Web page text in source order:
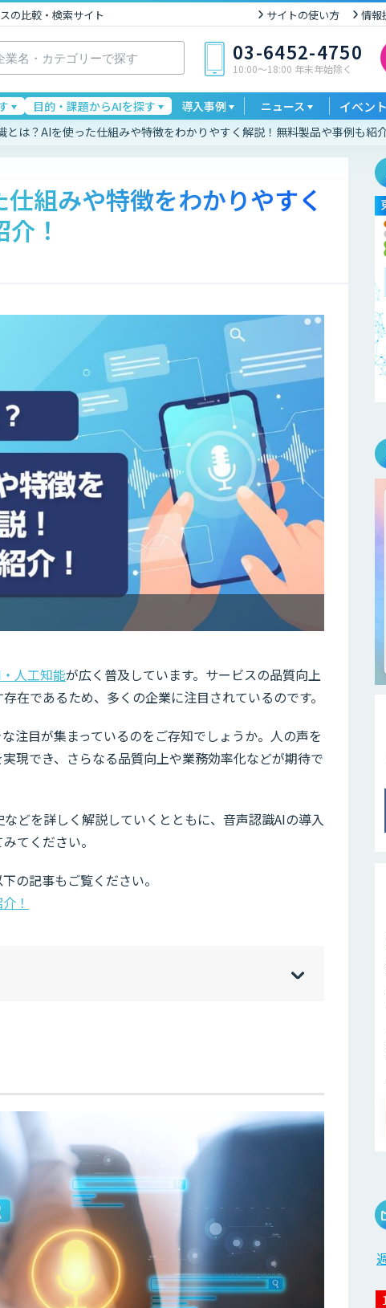
の比較・検索サイト サイトの使い方 情報
03-6452-4750
10:00〜18:00 年末年始除く
目的・課題からAIを探す 導入事例 ニュース イベント
とは？AIを使った仕組みや特徴をわかりやすく解説！無料製品や事例も紹
組みや特徴をわかりやすく
！
人工知能が広く普及しています。サービスの品質向上
在であるため、多くの企業に注目されているのです。
注目が集まっているのをご存知でしょうか。人の声を
現でき、さらなる品質向上や業務効率化などが期待で
どを詳しく解説していくとともに、音声認識AIの導入
てください。
の記事もご覧ください。
！
[hi
]
[sh
]